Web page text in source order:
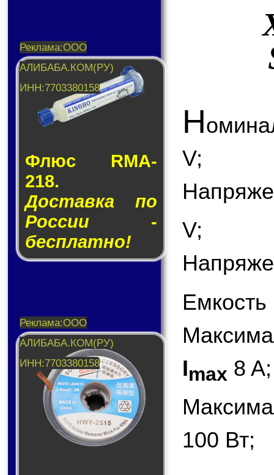
Флюс RMA-
218.
Доставка по
России -
бесплатно!
Н
V;
V;
Imax 8 A;
100 Вт;